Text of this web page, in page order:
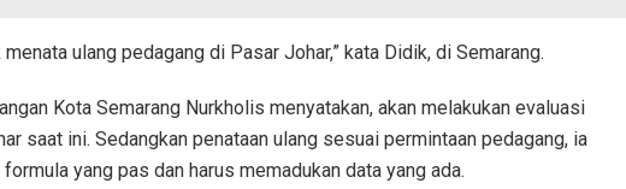
ulang pedagang di Pasar Johar,” kata Didik, di Semarang.
Kota Semarang Nurkholis menyatakan, akan melakukan evaluasi
saat ini. Sedangkan penataan ulang sesuai permintaan pedagang, ia
yang pas dan harus memadukan data yang ada.